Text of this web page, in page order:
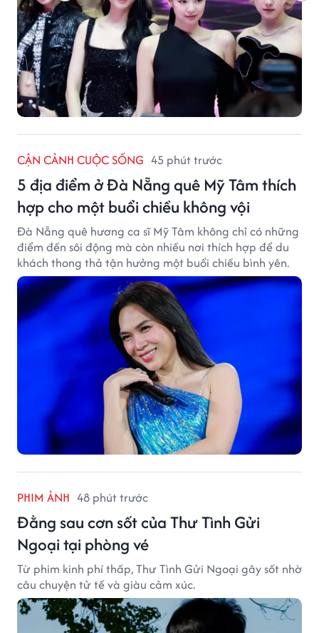
CẬN CẢNH CUỘC SỐNG 45 phút trước
5 địa điểm ở Đà Nẵng quê Mỹ Tâm thích
hợp cho một buổi chiều không vội
Đà Nẵng quê hương ca sĩ Mỹ Tâm không chỉ có những
điểm đến sôi động mà còn nhiều nơi thích hợp để du
khách thong thả tận hưởng một buổi chiều bình yên.
PHIM ẢNH 48 phút trước
Đằng sau cơn sốt của Thư Tình Gửi
Ngoại tại phòng vé
Từ phim kinh phí thấp, Thư Tình Gửi Ngoại gây sốt nhờ
câu chuyện tử tế và giàu cảm xúc.